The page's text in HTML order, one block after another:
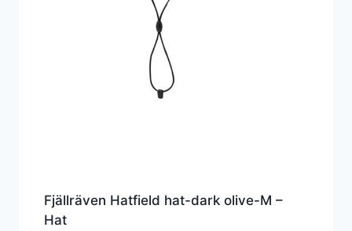
Fjällräven Hatfield hat-dark olive-M –
Hat